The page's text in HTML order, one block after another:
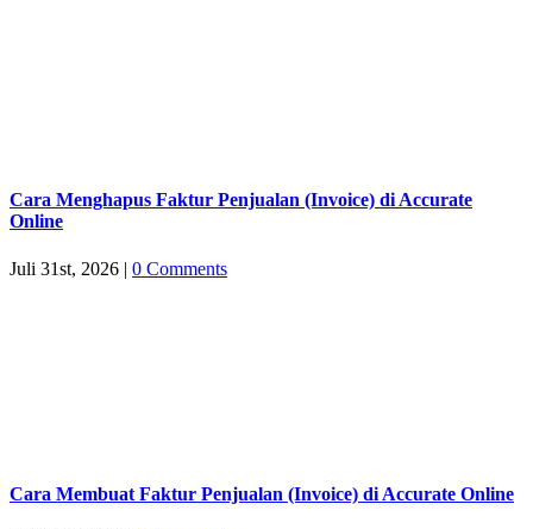
Cara Menghapus Faktur Penjualan (Invoice) di Accurate
Online
Juli 31st, 2026 | 0 Comments
Cara Membuat Faktur Penjualan (Invoice) di Accurate Online